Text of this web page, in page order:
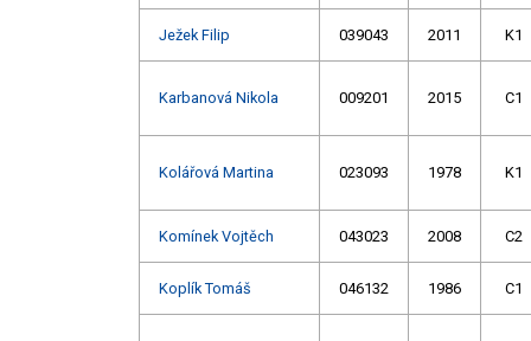
Ježek Filip 039043 2011 K1
Karbanová Nikola 009201 2015 C1
Kolářová Martina 023093 1978 K1
Komínek Vojtěch 043023 2008 C2
Koplík Tomáš 046132 1986 C1